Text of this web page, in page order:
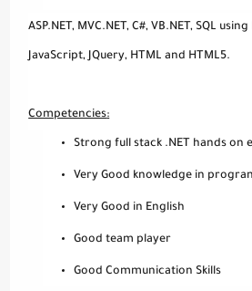
ASP.NET, MVC.NET, C#, VB.NET, SQL
JavaScript, JQuery, HTML and HTML5.
Competencies:
Strong full stack .NET hands on
Very Good knowledge in
Very Good in English
Good team player
Good Communication Skills